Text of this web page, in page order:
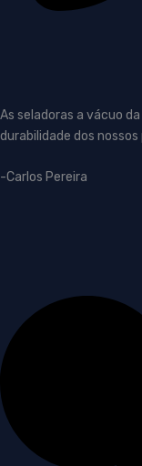
As seladoras a vácuo
durabilidade dos
-Carlos Pereira